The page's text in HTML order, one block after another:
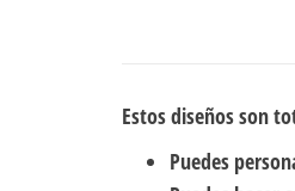
Estos diseños son
Puedes